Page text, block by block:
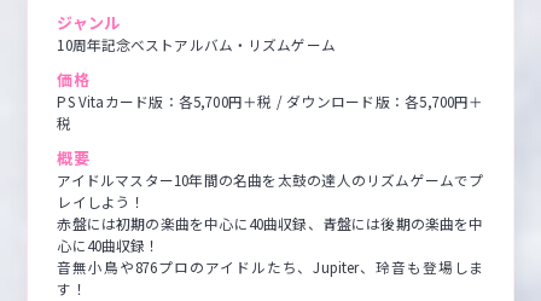
ジャンル
10周年記念ベストアルバム・リズムゲーム
価格
PS Vitaカード版：各5,700円＋税 / ダウンロード版：各5,700円＋
税
概要
アイドルマスター10年間の名曲を太鼓の達人のリズムゲームでプ
レイしよう！
赤盤には初期の楽曲を中心に40曲収録、青盤には後期の楽曲を中
心に40曲収録！
音無小鳥や876プロのアイドルたち、Jupiter、玲音も登場しま
す！